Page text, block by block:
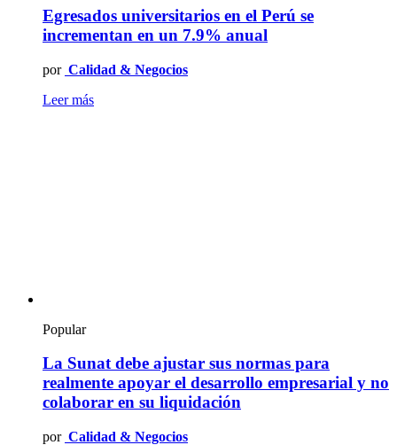
Egresados universitarios en el Perú se
incrementan en un 7.9% anual
por Calidad & Negocios
Leer más
Popular
La Sunat debe ajustar sus normas para
realmente apoyar el desarrollo empresarial y no
colaborar en su liquidación
por Calidad & Negocios